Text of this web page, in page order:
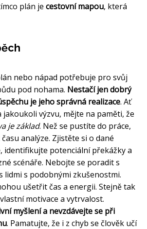
plán je cestovní mapou, která
nebo nápad potřebuje pro svůj
pod nohama. Nestačí jen dobrý
je jeho správná realizace. Ať
jakoukoli výzvu, mějte na paměti, že
je základ. Než se pustíte do práce,
analýze. Zjistěte si o dané
identifikujte potenciální překážky a
scénáře. Nebojte se poradit s
lidmi s podobnými zkušenostmi.
ušetřit čas a energii. Stejně tak
motivace a vytrvalost.
myšlení a nevzdávejte se při
. Pamatujte, že i z chyb se člověk učí